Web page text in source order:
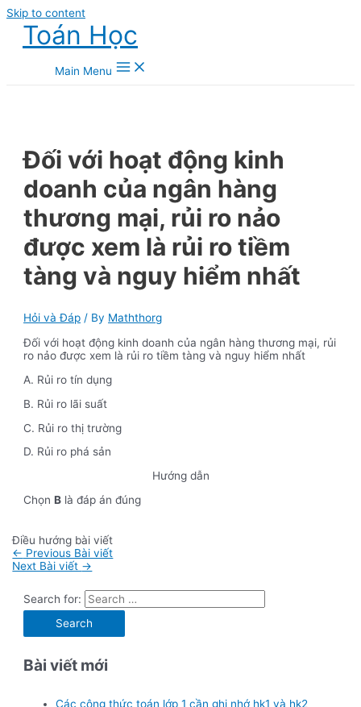
Skip to content
Toán Học
Main Menu
Đối với hoạt động kinh
doanh của ngân hàng
thương mại, rủi ro nảo
được xem là rủi ro tiềm
tàng và nguy hiểm nhất
Hỏi và Đáp / By Maththorg
Đối với hoạt động kinh doanh của ngân hàng thương mại, rủi
ro nảo được xem là rủi ro tiềm tàng và nguy hiểm nhất
A. Rủi ro tín dụng
B. Rủi ro lãi suất
C. Rủi ro thị trường
D. Rủi ro phá sản
Hướng dẫn
ChọnB là đáp án đúng
Điều hướng bài viết
← Previous Bài viết
Next Bài viết →
Search for:
Bài viết mới
Các công thức toán lớp 1 cần ghi nhớ hk1 và hk2